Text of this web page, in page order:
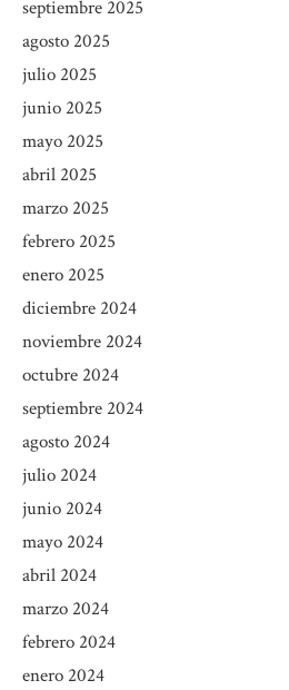
septiembre 2025
agosto 2025
julio 2025
junio 2025
mayo 2025
abril 2025
marzo 2025
febrero 2025
enero 2025
diciembre 2024
noviembre 2024
octubre 2024
septiembre 2024
agosto 2024
julio 2024
junio 2024
mayo 2024
abril 2024
marzo 2024
febrero 2024
enero 2024